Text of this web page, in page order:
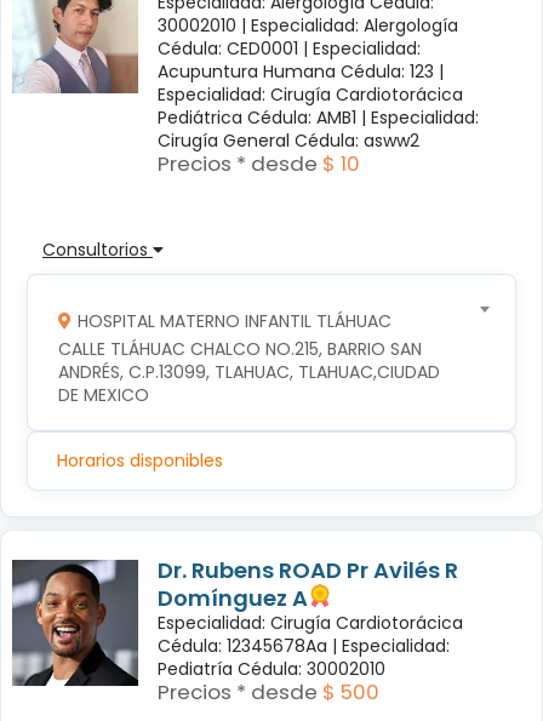
30002010 | Especialidad: Alergología
Cédula: CED0001 | Especialidad:
Acupuntura Humana Cédula: 123 |
Especialidad: Cirugía Cardiotorácica
Pediátrica Cédula: AMB1 | Especialidad:
Cirugía General Cédula: asww2
Precios * desde $ 10
Consultorios
HOSPITAL MATERNO INFANTIL TLÁHUAC
CALLE TLÁHUAC CHALCO NO.215, BARRIO SAN
ANDRÉS, C.P.13099, TLAHUAC, TLAHUAC,CIUDAD
DE MEXICO
Horarios disponibles
Dr. Rubens ROAD Pr Avilés R
Domínguez A
Especialidad: Cirugía Cardiotorácica
Cédula: 12345678Aa | Especialidad:
Pediatría Cédula: 30002010
Precios * desde $ 500